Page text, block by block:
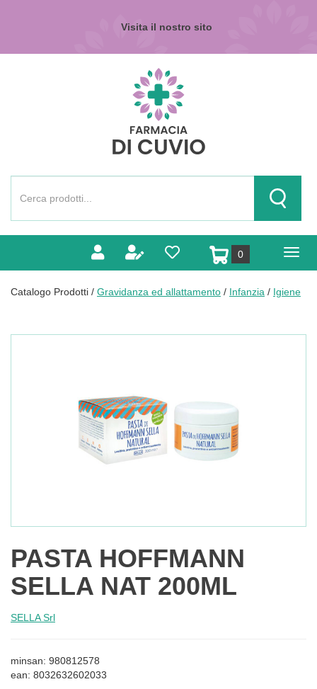
Visita il nostro sito
Prodotto
Cerca
0prodotti
inseriti
Catalogo Prodotti / Gravidanza ed allattamento / Infanzia / Igiene
PASTA HOFFMANN
SELLA NAT 200ML
SELLA Srl
minsan: 980812578
ean: 8032632602033